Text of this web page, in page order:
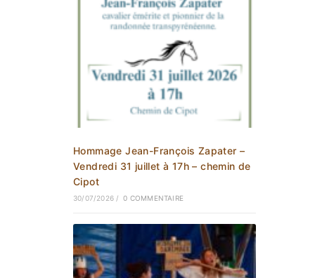
Hommage Jean-François Zapater –
Vendredi 31 juillet à 17h – chemin de
Cipot
30/07/2026 / 0 COMMENTAIRE